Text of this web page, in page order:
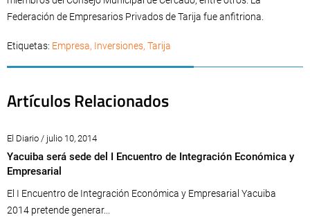
Federación de Empresarios Privados de Tarija fue anfitriona.
Etiquetas: Empresa, Inversiones, Tarija
Artículos Relacionados
El Diario / julio 10, 2014
Yacuiba será sede del I Encuentro de Integración Económica y
Empresarial
El I Encuentro de Integración Económica y Empresarial Yacuiba
2014 pretende generar...